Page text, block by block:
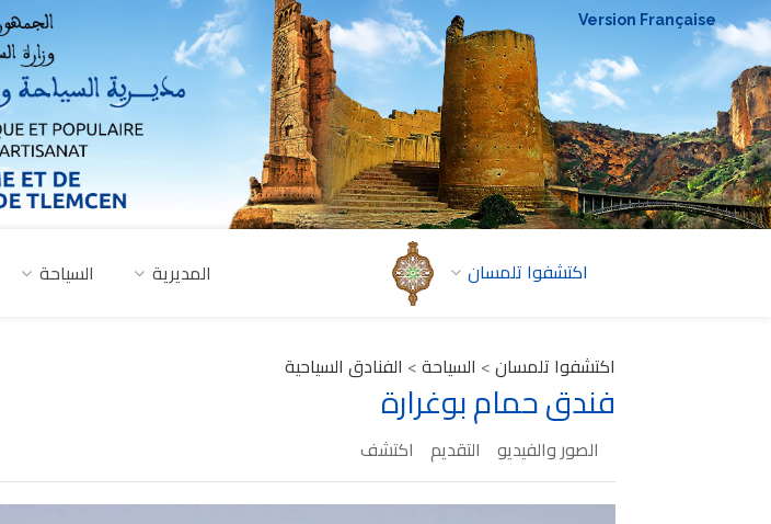
Version Française
المديرية السياحة اكتشفوا تلمسان
اكتشفوا تلمسان> السياحة> الفنادق السياحية
فندق حمام بوغرارة
الصور والفيديو التقديم اكتشف